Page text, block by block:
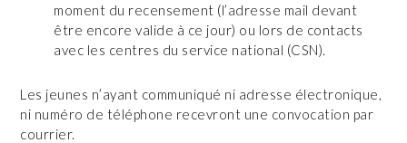
moment du recensement (l’adresse mail devant
être encore valide à ce jour) ou lors de contacts
avec les centres du service national (CSN).
Les jeunes n’ayant communiqué ni adresse électronique,
ni numéro de téléphone recevront une convocation par
courrier.